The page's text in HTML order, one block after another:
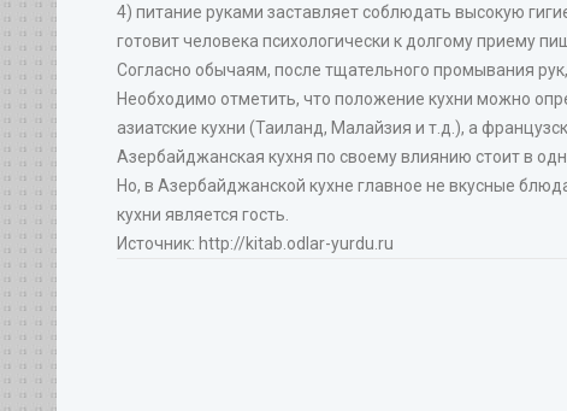
4) питание руками заставляет соблюдать высокую
готовит человека психологически к долгому приему
Согласно обычаям, после тщательного промывания
Необходимо отметить, что положение кухни можно
азиатские кухни (Таиланд, Малайзия и т.д.), а
Азербайджанская кухня по своему влиянию стоит в
Но, в Азербайджанской кухне главное не вкусные
кухни является гость.
Источник: http://kitab.odlar-yurdu.ru